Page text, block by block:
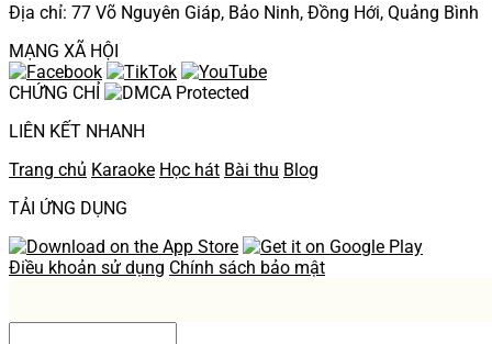
Địa chỉ: 77 Võ Nguyên Giáp, Bảo Ninh, Đồng Hới, Quảng Bình
MẠNG XÃ HỘI
CHỨNG CHỈ
LIÊN KẾT NHANH
Trang chủ Karaoke Học hát Bài thu Blog
TẢI ỨNG DỤNG
Điều khoản sử dụng Chính sách bảo mật